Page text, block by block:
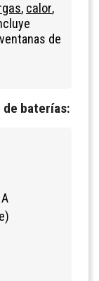
, calor,
de
baterías: